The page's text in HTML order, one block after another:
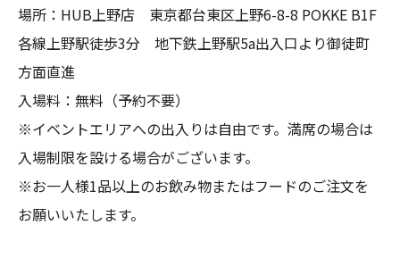
場所：HUB上野店 東京都台東区上野6-8-8 POKKE B1F
各線上野駅徒歩3分 地下鉄上野駅5a出入口より御徒町
方面直進
入場料：無料（予約不要）
※イベントエリアへの出入りは自由です。満席の場合は
入場制限を設ける場合がございます。
※お一人様1品以上のお飲み物またはフードのご注文を
お願いいたします。